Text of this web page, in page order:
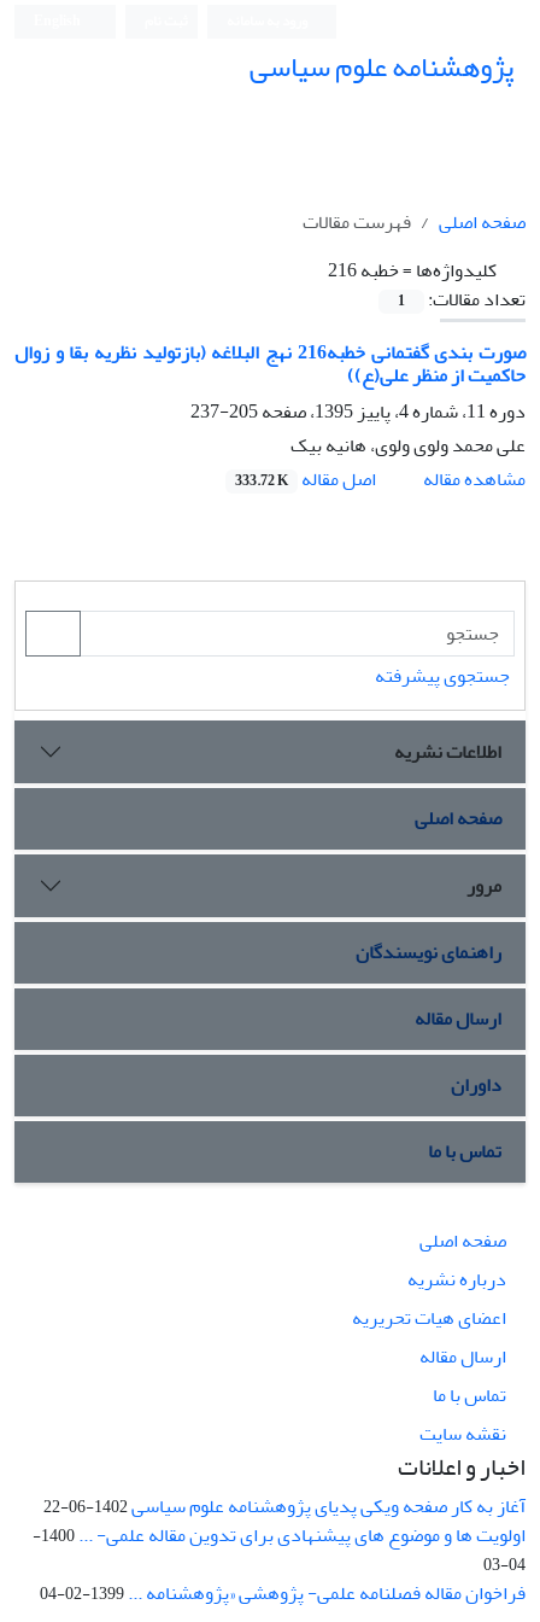
پژوهشنامه علوم سیاسی
صفحه اصلی
فهرست مقالات
کلیدواژه‌ها =خطبه 216
تعداد مقالات:
1
صورت بندی گفتمانی خطبه216 نهج البلاغه (بازتولید نظریه بقا و زوال
حاکمیت از منظر علی(ع))
دوره 11، شماره 4، پاییز 1395، صفحه
205-237
علی محمد ولوی ولوی، هانیه بیک
مشاهده مقاله
اصل مقاله 333.72 K
جستجوی پیشرفته
اطلاعات نشریه
صفحه اصلی
مرور
راهنمای نویسندگان
ارسال مقاله
داوران
تماس با ما
صفحه اصلی
درباره نشریه
اعضای هیات تحریریه
ارسال مقاله
تماس با ما
نقشه سایت
اخبار و اعلانات
آغاز به کار صفحه ویکی پدیای پژوهشنامه علوم سیاسی1402-06-22
اولویت ها و موضوع های پیشنهادی برای تدوین مقاله علمی- ...
1400-
04-03
فراخوان مقاله فصلنامه علمی- پژوهشی «پژوهشنامه ...1399-02-04